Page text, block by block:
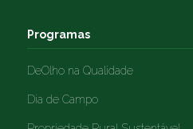
Programas
DeOlho na Qualidade
Dia de Campo